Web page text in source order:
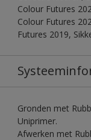
Colour Futures
Colour Futures
Futures 2019,
Gronden met
Uniprimer.
Afwerken met